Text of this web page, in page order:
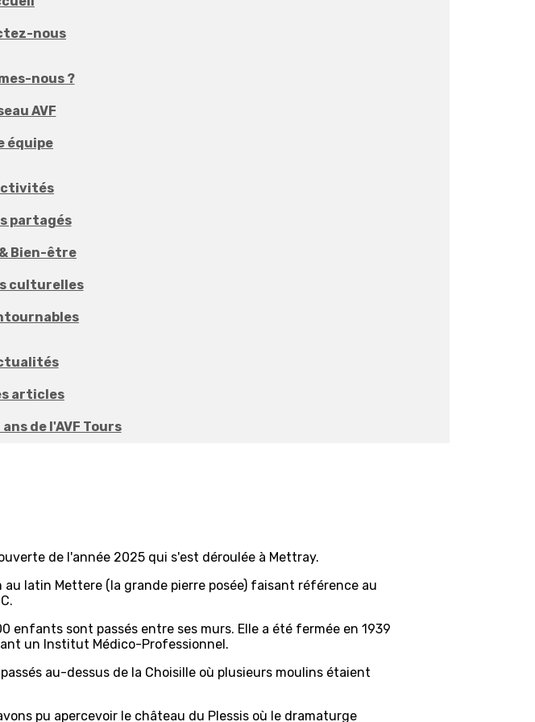
nous
nous ?
AVF
équipe
partagés
Bien-être
culturelles
articles
de l'AVF Tours
de l'année 2025 qui s'est déroulée à Mettray.
latin Mettere (la grande pierre posée) faisant référence au
enfants sont passés entre ses murs. Elle a été fermée en 1939
un Institut Médico-Professionnel.
au-dessus de la Choisille où plusieurs moulins étaient
pu apercevoir le château du Plessis où le dramaturge